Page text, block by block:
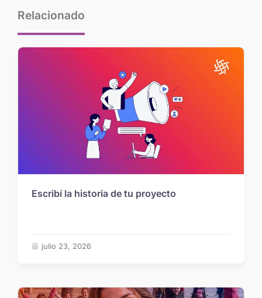
Relacionado
Escribí la historia de tu proyecto
julio 23, 2026